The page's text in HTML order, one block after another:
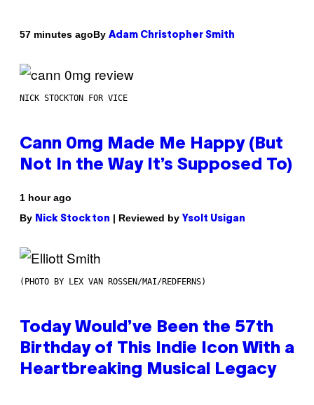
57 minutes agoBy Adam Christopher Smith
NICK STOCKTON FOR VICE
Cann 0mg Made Me Happy (But
Not In the Way It’s Supposed To)
1 hour ago
By Nick Stockton | Reviewed by Ysolt Usigan
(PHOTO BY LEX VAN ROSSEN/MAI/REDFERNS)
Today Would’ve Been the 57th
Birthday of This Indie Icon With a
Heartbreaking Musical Legacy